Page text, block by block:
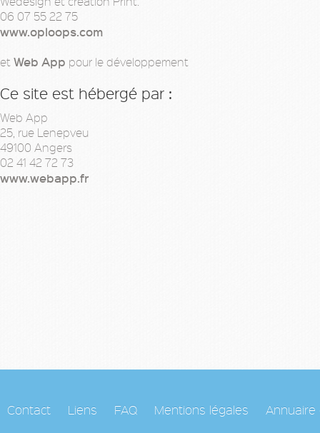
06 07 55 22 75
www.oploops.com
etWeb App pour le développement
Ce site est hébergé par :
Web App
25, rue Lenepveu
49100 Angers
02 41 42 72 73
www.webapp.fr
Contact Liens FAQ Mentions légales